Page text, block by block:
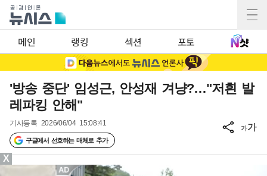
메인 랭킹 섹션 포토
'방송 중단' 임성근, 안성재 겨냥?…"저흰 발
레파킹 안해"
기사등록 2026/06/04 15:08:41
구글에서 선호하는 매체로 추가
가가
X